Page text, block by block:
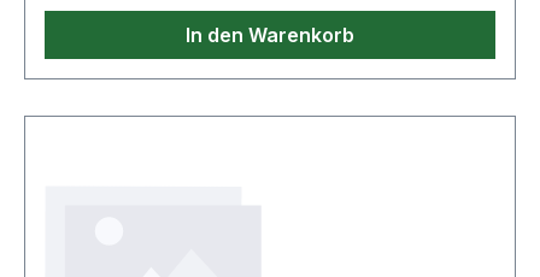
In den Warenkorb